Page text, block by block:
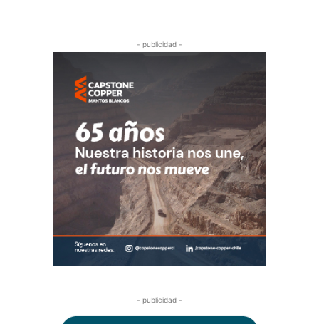
- publicidad -
- publicidad -